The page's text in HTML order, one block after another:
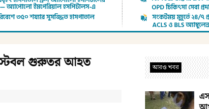
গুরুতর আহত আরও খবর